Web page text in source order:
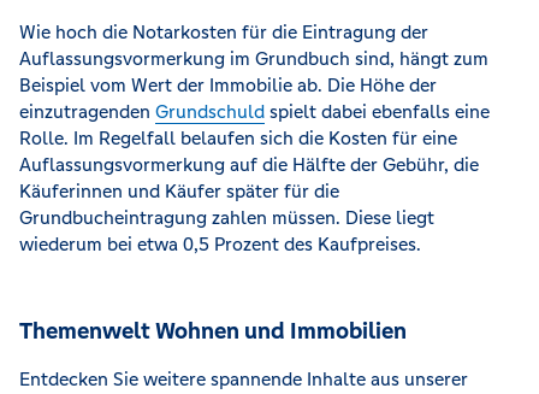
Wie hoch die Notarkosten für die Eintragung der
Auflassungsvormerkung im Grundbuch sind, hängt zum
Beispiel vom Wert der Immobilie ab. Die Höhe der
einzutragenden Grundschuld spielt dabei ebenfalls eine
Rolle. Im Regelfall belaufen sich die Kosten für eine
Auflassungsvormerkung auf die Hälfte der Gebühr, die
Käuferinnen und Käufer später für die
Grundbucheintragung zahlen müssen. Diese liegt
wiederum bei etwa 0,5 Prozent des Kaufpreises.
Themenwelt Wohnen und Immobilien
Entdecken Sie weitere spannende Inhalte aus unserer